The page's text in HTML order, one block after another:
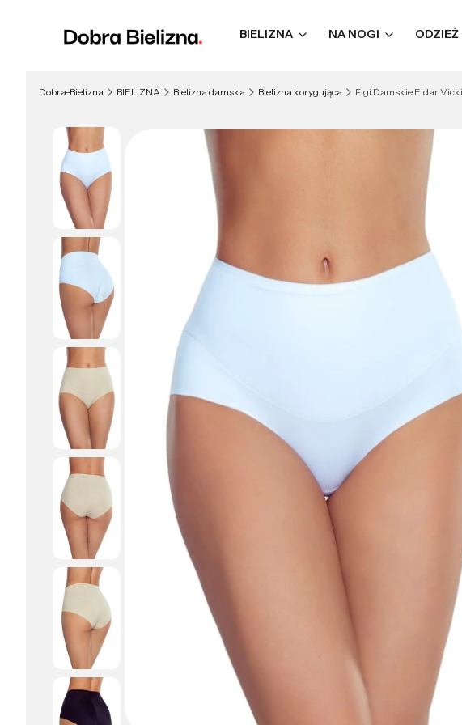
BIELIZNA NA NOGI ODZIEŻ
Dobra-Bielizna BIELIZNA Bielizna damska Bielizna korygująca Figi Damskie Eldar